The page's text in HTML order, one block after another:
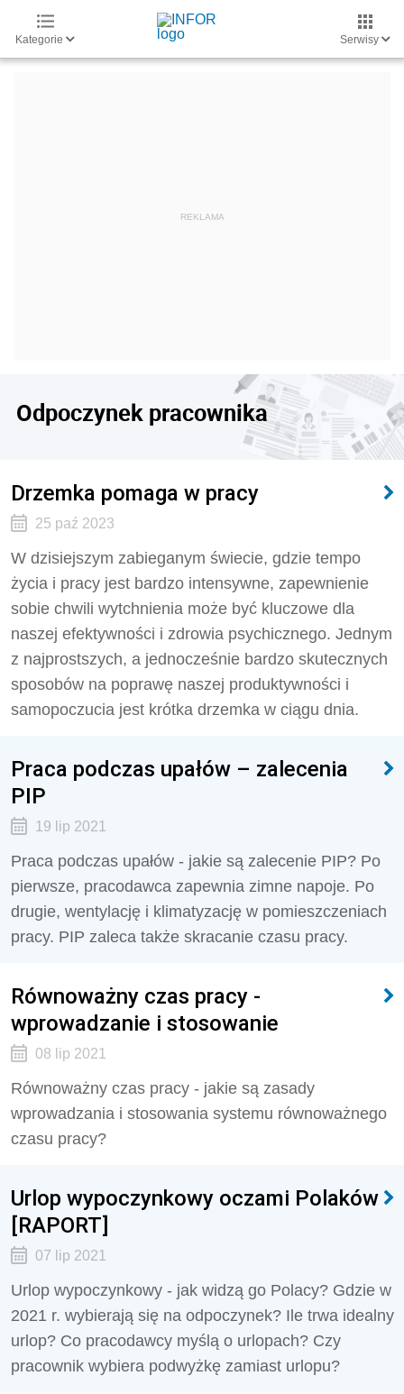
Kategorie Serwisy
Odpoczynek pracownika
Drzemka pomaga w pracy
25 paź 2023
W dzisiejszym zabieganym świecie, gdzie tempo
życia i pracy jest bardzo intensywne, zapewnienie
sobie chwili wytchnienia może być kluczowe dla
naszej efektywności i zdrowia psychicznego. Jednym
z najprostszych, a jednocześnie bardzo skutecznych
sposobów na poprawę naszej produktywności i
samopoczucia jest krótka drzemka w ciągu dnia.
Praca podczas upałów – zalecenia
PIP
19 lip 2021
Praca podczas upałów - jakie są zalecenie PIP? Po
pierwsze, pracodawca zapewnia zimne napoje. Po
drugie, wentylację i klimatyzację w pomieszczeniach
pracy. PIP zaleca także skracanie czasu pracy.
Równoważny czas pracy -
wprowadzanie i stosowanie
08 lip 2021
Równoważny czas pracy - jakie są zasady
wprowadzania i stosowania systemu równoważnego
czasu pracy?
Urlop wypoczynkowy oczami Polaków
[RAPORT]
07 lip 2021
Urlop wypoczynkowy - jak widzą go Polacy? Gdzie w
2021 r. wybierają się na odpoczynek? Ile trwa idealny
urlop? Co pracodawcy myślą o urlopach? Czy
pracownik wybiera podwyżkę zamiast urlopu?